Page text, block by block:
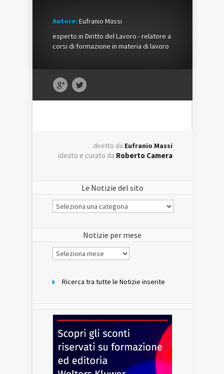
Autore:Eufranio Massi
esperto in Diritto del Lavoro - relatore a
corsi di formazione in materia di lavoro
diretto da Eufranio Massi
ideato e curato da Roberto Camera
Le Notizie del sito
Le
Notizie
Notizie per mese
Notizie
per
Ricerca tra tutte le Notizie inserite